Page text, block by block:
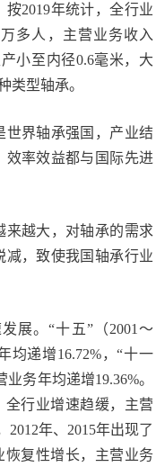
2019年统计，全行业
多人，主营业务收入
小至内径0.6毫米，大
类型轴承。
世界轴承强国，产业结
效率效益都与国际先进
来越大，对轴承的需求
减，致使我国轴承行业
展。“十五”（2001～
均递增16.72%，“十一
务年均递增19.36%。
全行业增速趋缓，主营
2012年、2015年出现了
恢复性增长，主营业务